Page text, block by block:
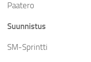
Paatero
Suunnistus
SM-Sprintti